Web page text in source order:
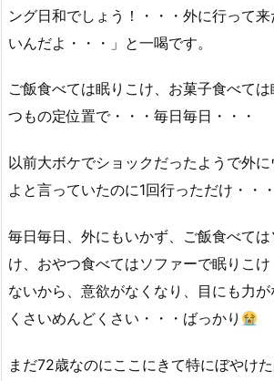
ング日和でしょう！・・・外に行って
いんだよ・・・」と一喝です。
ご飯食べては眠りこけ、お菓子食べて
つもの定位置で・・・毎日毎日・・・
以前大ボケでショックだったようで外に
よと言っていたのに1回行っただけ・・・
毎日毎日、外にもいかず、ご飯食べては
け、おやつ食べてはソファーで眠りこ
ないから、意欲がなくなり、目にも力
くさいめんどくさい・・・ばっかり
まだ72歳なのにここにきて特にぼやけ